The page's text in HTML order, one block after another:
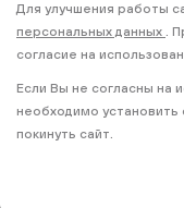
•
ПРАВИЛА
Для улучшения работы
персональных данных .
согласие на
Если Вы не согласны на
необходимо установить
покинуть сайт.